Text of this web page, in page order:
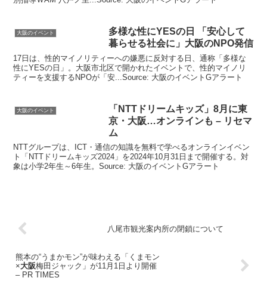
大阪のイベント
多様な性にYESの日 「安心して
暮らせる社会に」 大阪のNPO発信
17日は、性的マイノリティーへの嫌悪に反対する日、通称「多様な
性にYESの日」。大阪市北区で開かれたイベントで、性的マイノリ
ティーを支援するNPOが「安...Source: 大阪のイベントGアラート
大阪のイベント
「NTTドリームキッズ」8月に東
京・ 大阪…オンラインも – リセマ
ム
NTTグループは、ICT・通信の知識を無料で学べるオンラインイベン
ト「NTTドリームキッズ2024」を2024年10月31日まで開催する。対
象は小学2年生～6年生。Source: 大阪のイベントGアラート
八尾市観光案内所の閉鎖について
熊本の“うまかモン”が味わえる「くまモン
×大阪梅田ジャック」が11月1日より開催
– PR TIMES